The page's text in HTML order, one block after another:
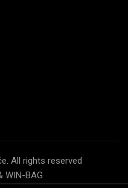
All rights reserved
WIN-BAG